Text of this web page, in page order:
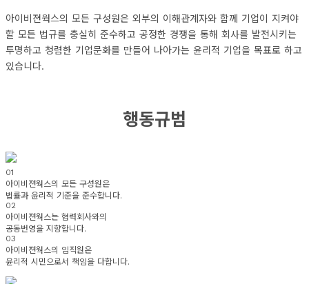
아이비젼웍스의 모든 구성원은 외부의 이해관계자와 함께 기업이 지켜야
할 모든 법규를 충실히 준수하고 공정한 경쟁을 통해 회사를 발전시키는
투명하고 청렴한 기업문화를 만들어 나아가는 윤리적 기업을 목표로 하고
있습니다.
행동규범
01
아이비젼웍스의 모든 구성원은
법률과 윤리적 기준을 준수합니다.
02
아이비젼웍스는 협력회사와의
공동번영을 지향합니다.
03
아이비젼웍스의 임직원은
윤리적 시민으로서 책임을 다합니다.